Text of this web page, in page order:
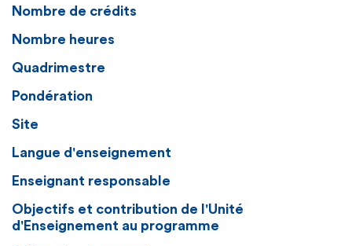
Nombre de crédits
Nombre heures
Quadrimestre
Pondération
Site
Langue d'enseignement
Enseignant responsable
Objectifs et contribution de l'Unité
d'Enseignement au programme